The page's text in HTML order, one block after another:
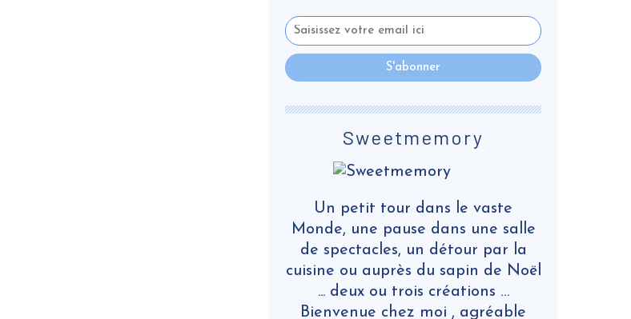
Sweetmemory
Un petit tour dans le vaste
Monde, une pause dans une salle
de spectacles, un détour par la
cuisine ou auprès du sapin de Noël
... deux ou trois créations …
Bienvenue chez moi , agréable